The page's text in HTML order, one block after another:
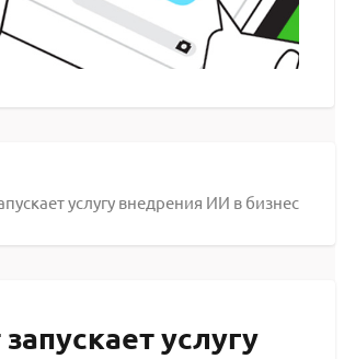
услугу внедрения ИИ в бизнес
услугу